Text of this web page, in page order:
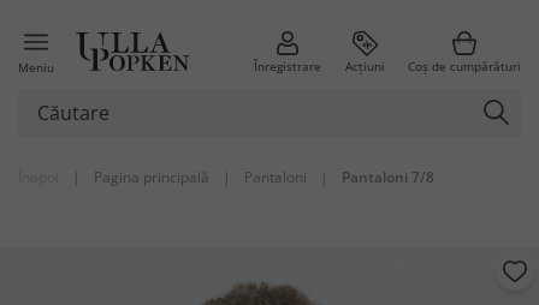
Meniu Înregistrare Acțiuni Coș de cumpărături
| Pagina principală | Pantaloni | Pantaloni 7/8